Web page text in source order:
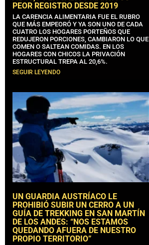
PEOR REGISTRO DESDE 2019
LA CARENCIA ALIMENTARIA FUE EL RUBRO
QUE MÁS EMPEORÓ Y YA SON UNO DE CADA
CUATRO LOS HOGARES PORTEÑOS QUE
REDUJERON PORCIONES, CAMBIARON LO QUE
COMEN O SALTEAN COMIDAS. EN LOS
HOGARES CON CHICOS LA PRIVACIÓN
ESTRUCTURAL TREPA AL 20,6%.
SEGUIR LEYENDO
UN GUARDIA AUSTRÍACO LE
PROHIBIÓ SUBIR UN CERRO A UN
GUÍA DE TREKKING EN SAN MARTÍN
DE LOS ANDES: “NOS ESTAMOS
QUEDANDO AFUERA DE NUESTRO
PROPIO TERRITORIO”